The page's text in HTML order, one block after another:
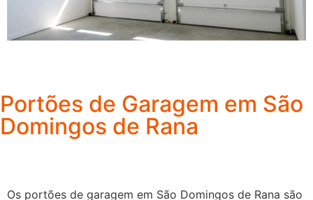
Portões de Garagem em São
Domingos de Rana
Os portões de garagem em São Domingos de Rana são